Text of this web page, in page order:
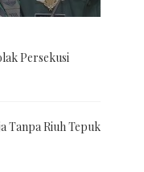
Persekusi
Tanpa Riuh Tepuk